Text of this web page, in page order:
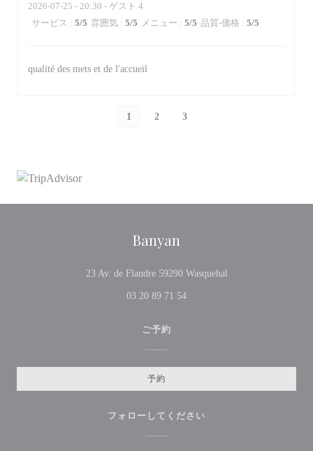
2026-07-25 - 20:30 - ゲスト 4
サービス : 5/5 雰囲気 : 5/5 メニュー : 5/5 品質-価格 : 5/5
qualité des mets et de l'accueil
1 2 3
Banyan
23 Av. de Flandre 59290 Wasquehal((新しいウィンド
03 20 89 71 54
ご予約
予約
フォローしてください